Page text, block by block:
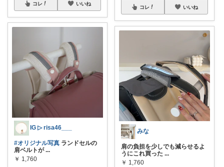
コレ いいね
IG ▷ risa46___
#オリジナル写真 ランドセルの
肩ベルトが ...
￥ 1,760
コレ いいね
みな
肩の負担を少しでも減らせるよ
うにこれ買った ...
￥ 1,760